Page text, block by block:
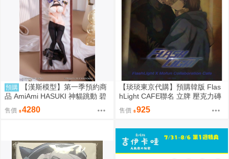
預購
【漢斯模型】第一季預約商
品 AmiAmi HASUKI 神貓跳動 碧
藍航線 聖路易斯 抱枕圖原畫 1/6
PVC
售價 4280
【琰琰東京代購】預購韓版 Flas
hLight CAFE聯名 立牌 壓克力磚
小卡 19R 明信片組 插圖卡組 收
藏冊 艾倫 有鎮
售價 925